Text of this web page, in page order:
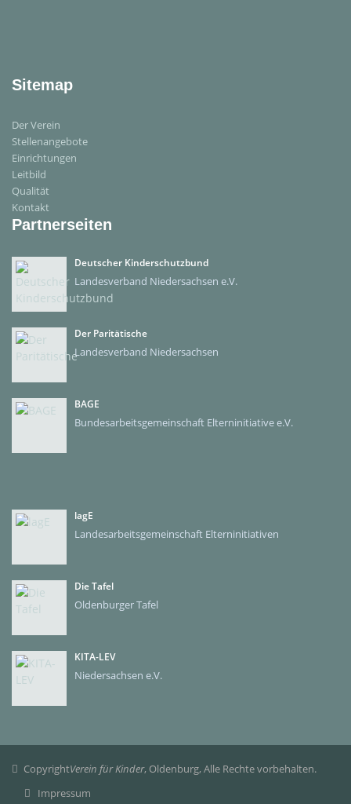
Sitemap
Der Verein
Stellenangebote
Einrichtungen
Leitbild
Qualität
Kontakt
Partnerseiten
Deutscher Kinderschutzbund
Landesverband Niedersachsen e.V.
Der Paritätische
Landesverband Niedersachsen
BAGE
Bundesarbeitsgemeinschaft Elterninitiative e.V.
lagE
Landesarbeitsgemeinschaft Elterninitiativen
Die Tafel
Oldenburger Tafel
KITA-LEV
Niedersachsen e.V.
CopyrightVerein für Kinder, Oldenburg, Alle Rechte vorbehalten.
Impressum